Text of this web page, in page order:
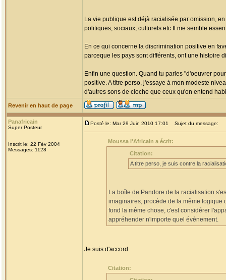
La vie publique est déjà racialisée par omission,
politiques, sociaux, culturels etc Il me semble
En ce qui concerne la discrimination positive en
parceque les pays sont différents, ont une histoire
Enfin une question. Quand tu parles "d'oeuvrer
positive. A titre perso, j'essaye à mon modeste
d'autres sons de cloche que ceux qu'on entend
Revenir en haut de page
Panafricain
Super Posteur
Inscrit le: 22 Fév 2004
Messages: 1128
Posté le: Mar 29 Juin 2010 17:01 Sujet du message:
Moussa l'Africain a écrit:
Citation:
A titre perso, je suis contre la
La boîte de Pandore de la racialisation
imaginaires, procède de la même logique
fond la même chose, c'est considérer
appréhender n'importe quel évènement.
Je suis d'accord
Citation: